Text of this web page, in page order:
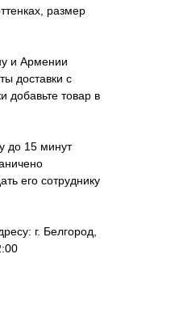
размер
и Армении
доставки с
добавьте товар в
до 15 минут
его сотруднику
г. Белгород,